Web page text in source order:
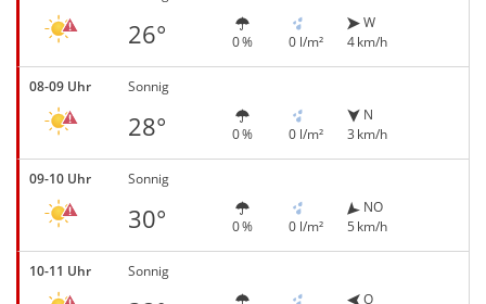
26° 0 % 0 l/m²
W
4 km/h
08-09 Uhr Sonnig
28° 0 % 0 l/m²
N
3 km/h
09-10 Uhr Sonnig
30° 0 % 0 l/m²
NO
5 km/h
10-11 Uhr Sonnig
O